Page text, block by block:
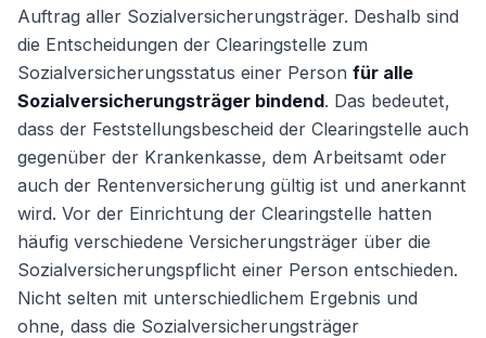
Auftrag aller Sozialversicherungsträger. Deshalb sind
die Entscheidungen der Clearingstelle zum
Sozialversicherungsstatus einer Person für alle
Sozialversicherungsträger bindend. Das bedeutet,
dass der Feststellungsbescheid der Clearingstelle auch
gegenüber der Krankenkasse, dem Arbeitsamt oder
auch der Rentenversicherung gültig ist und anerkannt
wird. Vor der Einrichtung der Clearingstelle hatten
häufig verschiedene Versicherungsträger über die
Sozialversicherungspflicht einer Person entschieden.
Nicht selten mit unterschiedlichem Ergebnis und
ohne, dass die Sozialversicherungsträger